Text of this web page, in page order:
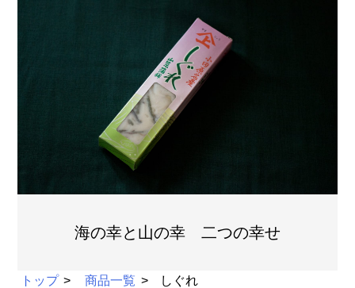
海の幸と山の幸 二つの幸せ
トップ 商品一覧 しぐれ